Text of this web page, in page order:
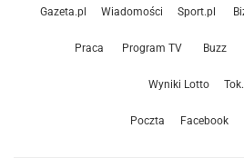
Gazeta.pl Wiadomości Sport.pl
Praca Program TV Buzz
Wyniki Lotto
Poczta Facebook